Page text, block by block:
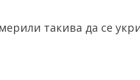
такива да се